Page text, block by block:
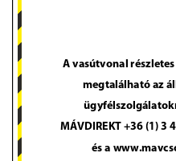
TÁRSULÁS
PÁLYÁZATOK
HIRDETMÉNYEK
ÓVODA ÉS MINI BÖLCSŐDE